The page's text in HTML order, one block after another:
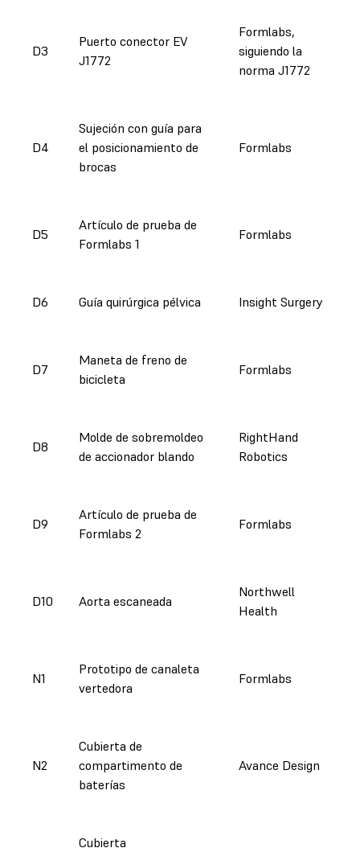
D3
Puerto conector EV
J1772
Formlabs,
siguiendo la
norma J1772
D4
Sujeción con guía para
el posicionamiento de
brocas
Formlabs
D5
Artículo de prueba de
Formlabs 1
Formlabs
D6 Guía quirúrgica pélvica Insight Surgery
D7
Maneta de freno de
bicicleta
Formlabs
D8
Molde de sobremoldeo
de accionador blando
RightHand
Robotics
D9
Artículo de prueba de
Formlabs 2
Formlabs
D10 Aorta escaneada
Northwell
Health
N1
Prototipo de canaleta
vertedora
Formlabs
N2
Cubierta de
compartimento de
baterías
Avance Design
Cubierta